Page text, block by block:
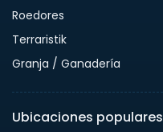
Roedores
Terraristik
Granja / Ganadería
Ubicaciones populares